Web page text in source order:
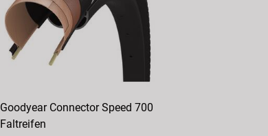
Goodyear Connector Speed 700
Faltreifen